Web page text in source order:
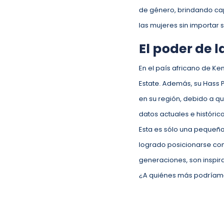
de género, brindando
las mujeres sin importar
El poder de
En el país africano de
Estate. Además, su
en su región, debido a
datos actuales e
Esta es sólo una
logrado posicionarse
generaciones, son
¿A quiénes más